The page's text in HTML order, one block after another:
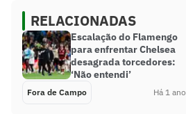
RELACIONADAS
Escalação do Flamengo
para enfrentar Chelsea
desagrada torcedores:
‘Não entendi’
Fora de Campo Há 1 ano